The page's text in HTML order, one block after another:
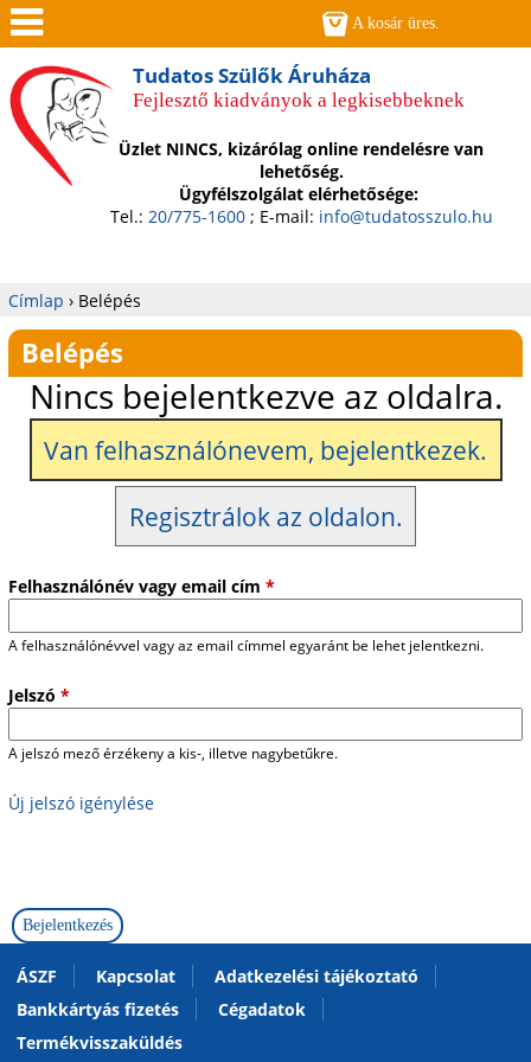
Jump to navigation
Tudatos Szülők Áruháza
Fejlesztő kiadványok a legkisebbeknek
Üzlet NINCS, kizárólag online rendelésre van
lehetőség.
Ügyfélszolgálat elérhetősége:
Tel.: 20/775-1600; E-mail: info@tudatosszulo.hu
Jelenlegi
hely
Címlap › Belépés
Belépés
Nincs bejelentkezve az oldalra.
Van felhasználónevem, bejelentkezek.
Regisztrálok az oldalon.
Felhasználónév vagy email cím *
A felhasználónévvel vagy az email címmel egyaránt be lehet jelentkezni.
Jelszó *
A jelszó mező érzékeny a kis-, illetve nagybetűkre.
Új jelszó igénylése
A kosár üres.
Men
ü
ÁSZF Kapcsolat
Adatkezelési tájékoztató
Bankkártyás fizetés
Cégadatok
Termékvisszaküldés